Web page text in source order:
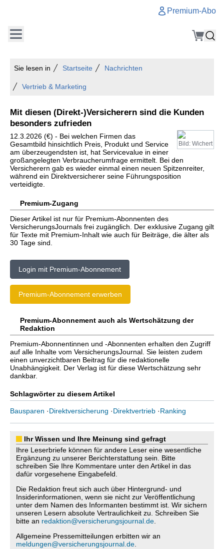
Premium-Abo
Sie lesen in Startseite Nachrichten
Vertrieb & Marketing
Mit diesen (Direkt-)Versicherern sind die Kunden
besonders zufrieden
Bild: Wichert
12.3.2026 (€) - Bei welchen Firmen das
Gesamtbild hinsichtlich Preis, Produkt und Service
am überzeugendsten ist, hat Servicevalue in einer
großangelegten Verbraucherumfrage ermittelt. Bei den
Versicherern gab es wieder einmal einen neuen Spitzenreiter,
während ein Direktversicherer seine Führungsposition
verteidigte.
Premium-Zugang
Dieser Artikel ist nur für Premium-Abonnenten des
VersicherungsJournals frei zugänglich. Der exklusive Zugang gilt
für Texte mit Premium-Inhalt wie auch für Beiträge, die älter als
30 Tage sind.
Login mit Premium-Abonnement
Premium-Abonnement erwerben
Premium-Abonnement auch als Wertschätzung der
Redaktion
Premium-Abonnentinnen und -Abonnenten erhalten den Zugriff
auf alle Inhalte vom VersicherungsJournal. Sie leisten zudem
einen unverzichtbaren Beitrag für die redaktionelle
Unabhängigkeit. Der Verlag ist für diese Wertschätzung sehr
dankbar.
Schlagwörter zu diesem Artikel
Bausparen ·Direktversicherung ·Direktvertrieb ·Ranking
Ihr Wissen und Ihre Meinung sind gefragt
Ihre Leserbriefe können für andere Leser eine wesentliche
Ergänzung zu unserer Berichterstattung sein. Bitte
schreiben Sie Ihre Kommentare unter den Artikel in das
dafür vorgesehene Eingabefeld.
Die Redaktion freut sich auch über Hintergrund- und
Insiderinformationen, wenn sie nicht zur Veröffentlichung
unter dem Namen des Informanten bestimmt ist. Wir sichern
unseren Lesern absolute Vertraulichkeit zu. Schreiben Sie
bitte an redaktion@versicherungsjournal.de
Allgemeine Pressemitteilungen erbitten wir an
meldungen@versicherungsjournal.de